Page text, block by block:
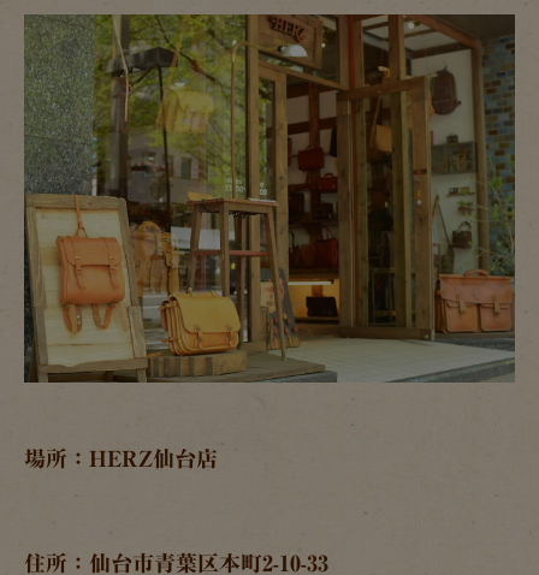
場所：HERZ仙台店
住所：仙台市青葉区本町2-10-33